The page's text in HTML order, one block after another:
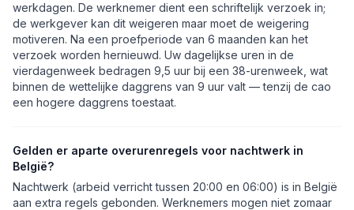
werkdagen. De werknemer dient een schriftelijk verzoek in;
de werkgever kan dit weigeren maar moet de weigering
motiveren. Na een proefperiode van 6 maanden kan het
verzoek worden hernieuwd. Uw dagelijkse uren in de
vierdagenweek bedragen 9,5 uur bij een 38-urenweek, wat
binnen de wettelijke daggrens van 9 uur valt — tenzij de cao
een hogere daggrens toestaat.
Gelden er aparte overurenregels voor nachtwerk in
België?
Nachtwerk (arbeid verricht tussen 20:00 en 06:00) is in België
aan extra regels gebonden. Werknemers mogen niet zomaar